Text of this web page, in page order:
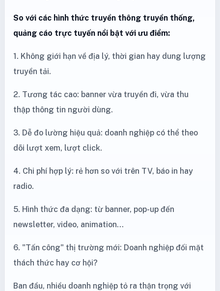
So với các hình thức truyền thông truyền thống,
quảng cáo trực tuyến nổi bật với ưu điểm:
1. Không giới hạn về địa lý, thời gian hay dung lượng
truyền tải.
2. Tương tác cao: banner vừa truyền đi, vừa thu
thập thông tin người dùng.
3. Dễ đo lường hiệu quả: doanh nghiệp có thể theo
dõi lượt xem, lượt click.
4. Chi phí hợp lý: rẻ hơn so với trên TV, báo in hay
radio.
5. Hình thức đa dạng: từ banner, pop-up đến
newsletter, video, animation...
6. "Tấn công" thị trường mới: Doanh nghiệp đối mặt
thách thức hay cơ hội?
Ban đầu, nhiều doanh nghiệp tỏ ra thận trọng với